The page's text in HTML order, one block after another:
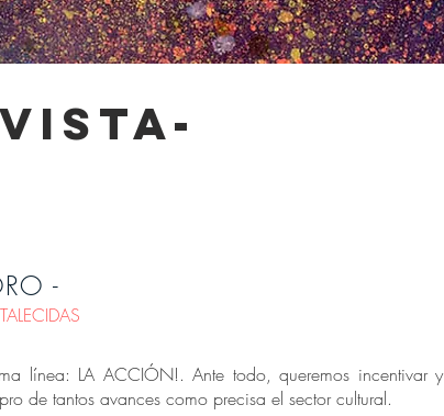
-
línea: LA ACCIÓN!. Ante todo, queremos incentivar y
de tantos avances como precisa el sector cultural.